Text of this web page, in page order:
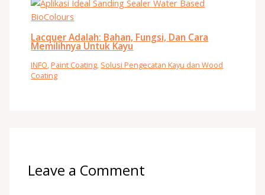
Lacquer Adalah: Bahan, Fungsi, Dan Cara
Memilihnya Untuk Kayu
INFO,Paint Coating, Solusi Pengecatan Kayu dan Wood
Coating
Leave a Comment